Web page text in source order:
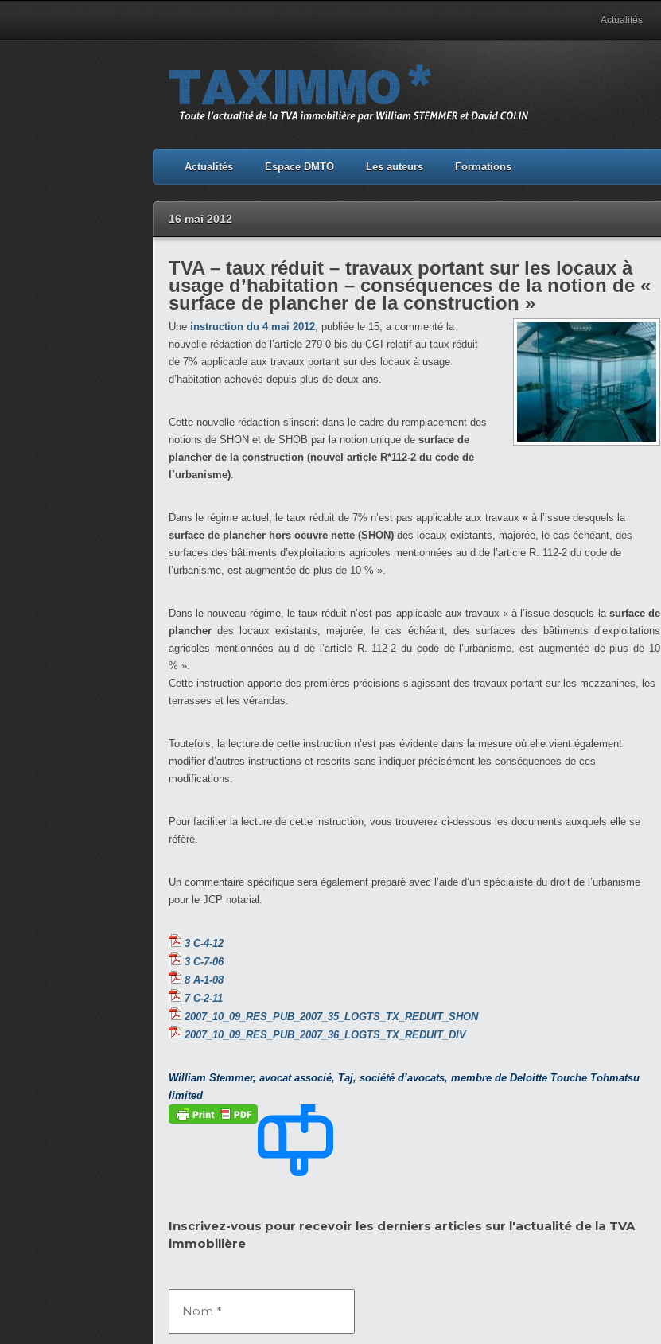
Actualités
Actualités Espace DMTO Les auteurs Formations
16 mai 2012
TVA – taux réduit – travaux portant sur les locaux à
usage d’habitation – conséquences de la notion de «
surface de plancher de la construction »
Une instruction du 4 mai 2012, publiée le 15, a commenté la
nouvelle rédaction de l’article 279-0 bis du CGI relatif au taux réduit
de 7% applicable aux travaux portant sur des locaux à usage
d’habitation achevés depuis plus de deux ans.
Cette nouvelle rédaction s’inscrit dans le cadre du remplacement des
notions de SHON et de SHOB par la notion unique de surface de
plancher de la construction (nouvel article R*112-2 du code de
l’urbanisme).
Dans le régime actuel, le taux réduit de 7% n’est pas applicable aux travaux « à l’issue desquels la
surface de plancher hors oeuvre nette (SHON) des locaux existants, majorée, le cas échéant, des
surfaces des bâtiments d’exploitations agricoles mentionnées au d de l’article R. 112-2 du code de
l’urbanisme, est augmentée de plus de 10 % ».
Dans le nouveau régime, le taux réduit n’est pas applicable aux travaux « à l’issue desquels la surface de
plancher des locaux existants, majorée, le cas échéant, des surfaces des bâtiments d’exploitations
agricoles mentionnées au d de l’article R. 112-2 du code de l’urbanisme, est augmentée de plus de 10
% ».
Cette instruction apporte des premières précisions s’agissant des travaux portant sur les mezzanines, les
terrasses et les vérandas.
Toutefois, la lecture de cette instruction n’est pas évidente dans la mesure où elle vient également
modifier d’autres instructions et rescrits sans indiquer précisément les conséquences de ces
modifications.
Pour faciliter la lecture de cette instruction, vous trouverez ci-dessous les documents auxquels elle se
réfère.
Un commentaire spécifique sera également préparé avec l’aide d’un spécialiste du droit de l’urbanisme
pour le JCP notarial.
3 C-4-12
3 C-7-06
8 A-1-08
7 C-2-11
2007_10_09_RES_PUB_2007_35_LOGTS_TX_REDUIT_SHON
2007_10_09_RES_PUB_2007_36_LOGTS_TX_REDUIT_DIV
William Stemmer, avocat associé, Taj, société d’avocats, membre de Deloitte Touche Tohmatsu
limited
Inscrivez-vous pour recevoir les derniers articles sur l'actualité de la TVA
immobilière